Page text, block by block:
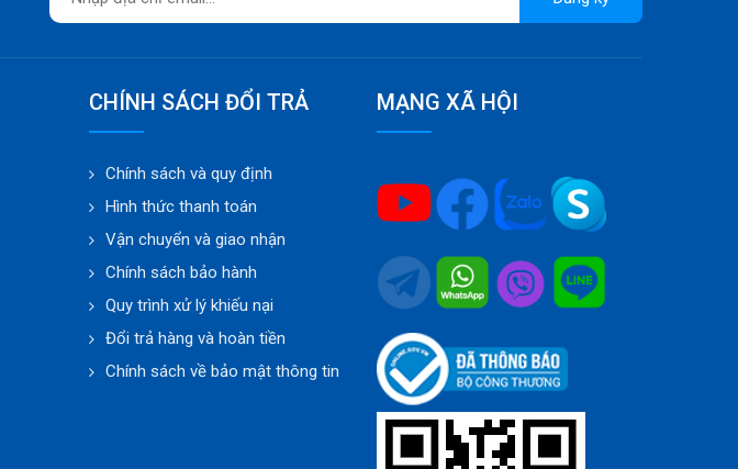
CHÍNH SÁCH ĐỔI TRẢ
Chính sách và quy định
Hình thức thanh toán
Vận chuyển và giao nhận
Chính sách bảo hành
Quy trình xử lý khiếu nại
Đổi trả hàng và hoàn tiền
Chính sách về bảo mật thông tin
MẠNG XÃ HỘI